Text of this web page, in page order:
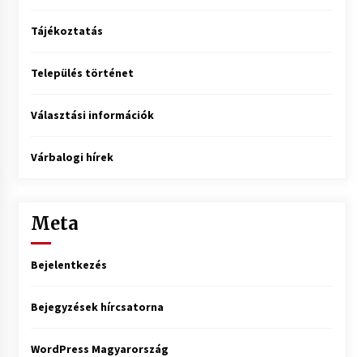
Tájékoztatás
Település történet
Választási információk
Várbalogi hírek
Meta
Bejelentkezés
Bejegyzések hírcsatorna
WordPress Magyarország